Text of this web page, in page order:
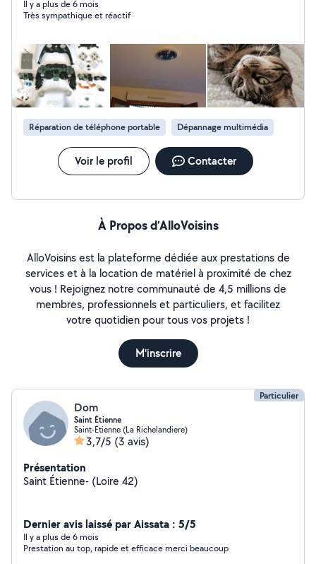
parc en face de chez moi pour sortir votre animal en
plein air). - Dépannage (installations électrique domicile)
console PS5)
Il y a plus de 6 mois
Très sympathique et réactif
Réparation de téléphone portable Dépannage multimédia
Voir le profil Contacter
À Propos d’AlloVoisins
AlloVoisins est la plateforme dédiée aux prestations de
services et à la location de matériel à proximité de chez
vous ! Rejoignez notre communauté de 4,5 millions de
membres, professionnels et particuliers, et facilitez
votre quotidien pour tous vos projets !
M'inscrire
Particulier
Dom
Saint Étienne
Saint-Étienne (La Richelandiere)
3,7/5 (3 avis)
Présentation
Saint Étienne- (Loire 42)
Dernier avis laissé par Aissata : 5/5
Il y a plus de 6 mois
Prestation au top, rapide et efficace merci beaucoup